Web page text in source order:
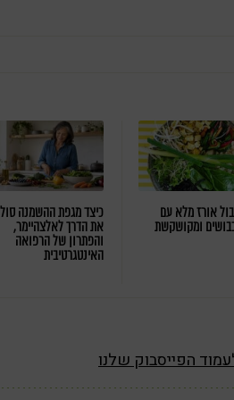
אורז מלא עם
ומקושקשת
כיצד מגפת ההשמנה
את הדרך לאלצהיימר,
והפתרון של הרפואה
האינטגרטיבית
הפייסבוק שלנו